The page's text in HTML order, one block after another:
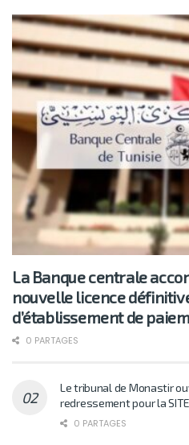
La Banque centrale
nouvelle licence
d’établissement de
0 PARTAGES
Le tribunal de Monastir
redressement pour la
0 PARTAGES